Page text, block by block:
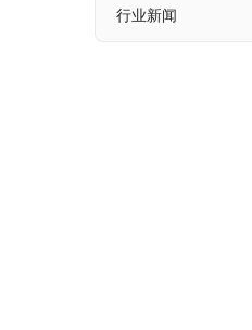
行业新闻